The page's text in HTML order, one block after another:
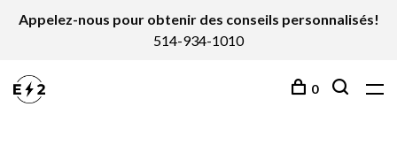
Appelez-nous pour obtenir des conseils personnalisés!
514-934-1010
0